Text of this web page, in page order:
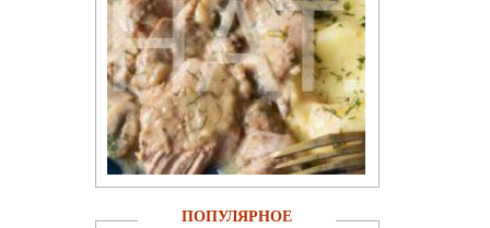
ПОПУЛЯРНОЕ